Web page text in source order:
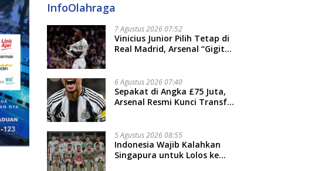
InfoOlahraga
7 Agustus 2026 07:52
Vinicius Junior Pilih Tetap di
Real Madrid, Arsenal “Gigit
6 Agustus 2026 07:40
Sepakat di Angka £75 Juta,
Arsenal Resmi Kunci Transfer
5 Agustus 2026 08:55
Indonesia Wajib Kalahkan
Singapura untuk Lolos ke